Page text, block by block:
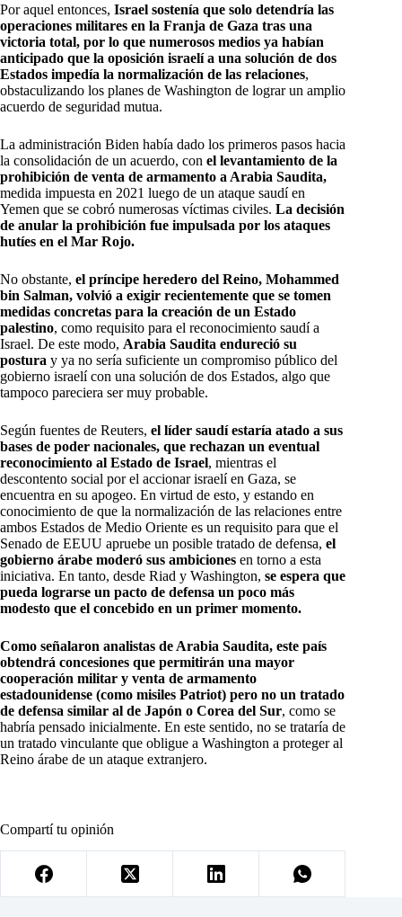
Por aquel entonces, Israel sostenía que solo detendría las
operaciones militares en la Franja de Gaza tras una
victoria total, por lo que numerosos medios ya habían
anticipado que la oposición israelí a una solución de dos
Estados impedía la normalización de las relaciones,
obstaculizando los planes de Washington de lograr un amplio
acuerdo de seguridad mutua.
La administración Biden había dado los primeros pasos hacia
la consolidación de un acuerdo, con el levantamiento de la
prohibición de venta de armamento a Arabia Saudita,
medida impuesta en 2021 luego de un ataque saudí en
Yemen que se cobró numerosas víctimas civiles. La decisión
de anular la prohibición fue impulsada por los ataques
hutíes en el Mar Rojo.
No obstante, el príncipe heredero del Reino, Mohammed
bin Salman, volvió a exigir recientemente que se tomen
medidas concretas para la creación de un Estado
palestino, como requisito para el reconocimiento saudí a
Israel. De este modo, Arabia Saudita endureció su
postura y ya no sería suficiente un compromiso público del
gobierno israelí con una solución de dos Estados, algo que
tampoco pareciera ser muy probable.
Según fuentes de Reuters, el líder saudí estaría atado a sus
bases de poder nacionales, que rechazan un eventual
reconocimiento al Estado de Israel, mientras el
descontento social por el accionar israelí en Gaza, se
encuentra en su apogeo. En virtud de esto, y estando en
conocimiento de que la normalización de las relaciones entre
ambos Estados de Medio Oriente es un requisito para que el
Senado de EEUU apruebe un posible tratado de defensa, el
gobierno árabe moderó sus ambiciones en torno a esta
iniciativa. En tanto, desde Riad y Washington, se espera que
pueda lograrse un pacto de defensa un poco más
modesto que el concebido en un primer momento.
Como señalaron analistas de Arabia Saudita, este país
obtendrá concesiones que permitirán una mayor
cooperación militar y venta de armamento
estadounidense (como misiles Patriot) pero no un tratado
de defensa similar al de Japón o Corea del Sur, como se
habría pensado inicialmente. En este sentido, no se trataría de
un tratado vinculante que obligue a Washington a proteger al
Reino árabe de un ataque extranjero.
Compartí tu opinión